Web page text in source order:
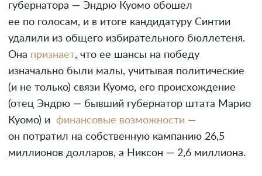
губернатора — Эндрю Куомо обошел
ее по голосам, и в итоге кандидатуру Синтии
удалили из общего избирательного бюллетеня.
Она признает, что ее шансы на победу
изначально были малы, учитывая политические
(и не только) связи Куомо, его происхождение
(отец Эндрю — бывший губернатор штата Марио
Куомо) и
финансовые возможности —
он потратил на собственную кампанию 26,5
миллионов долларов, а Никсон — 2,6 миллиона.